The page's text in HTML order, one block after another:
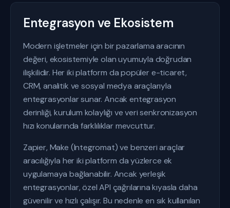
Entegrasyon ve Ekosistem
Modern işletmeler için bir pazarlama aracının
değeri, ekosistemiyle olan uyumuyla doğrudan
ilişkilidir. Her iki platform da popüler e-ticaret,
CRM, analitik ve sosyal medya araçlarıyla
entegrasyonlar sunar. Ancak entegrasyon
derinliği, kurulum kolaylığı ve veri senkronizasyon
hızı konularında farklılıklar mevcuttur.
Zapier, Make (Integromat) ve benzeri araçlar
aracılığıyla her iki platform da yüzlerce ek
uygulamaya bağlanabilir. Ancak yerleşik
entegrasyonlar, özel API çağrılarına kıyasla daha
güvenilir ve hızlı çalışır. Bu nedenle en sık kullanılan